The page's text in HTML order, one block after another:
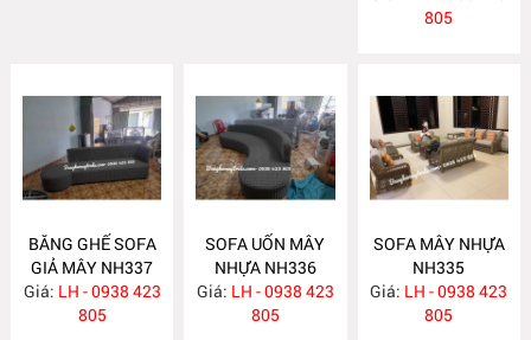
805
BĂNG GHẾ SOFA
GIẢ MÂY NH337
Giá: LH - 0938 423
805
SOFA UỐN MÂY
NHỰA NH336
Giá: LH - 0938 423
805
SOFA MÂY NHỰA
NH335
Giá: LH - 0938 423
805